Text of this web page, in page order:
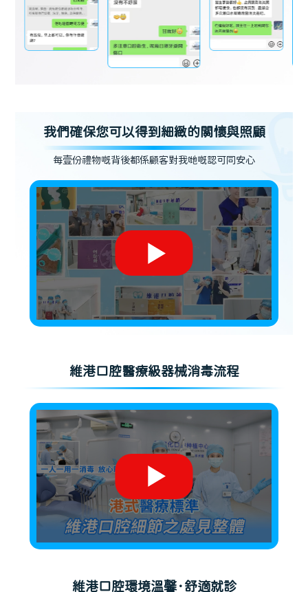
我們確保您可以得到細緻的關懷與照顧
每壹份禮物嘅背後都係顧客對我哋嘅認可同安心
維港口腔醫療級器械消毒流程
維港口腔環境溫馨·舒適就診